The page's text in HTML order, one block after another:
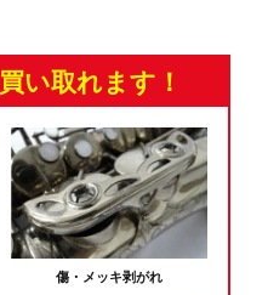
買い取れます！
傷・メッキ剥がれ